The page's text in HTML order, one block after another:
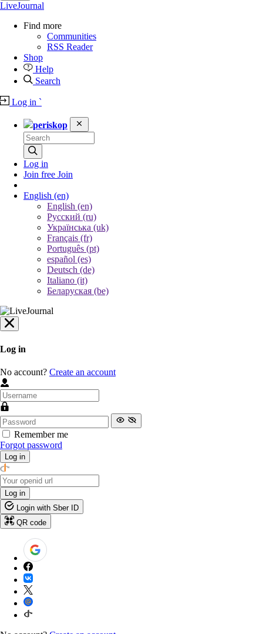
LiveJournal
Find more
Communities
RSS Reader
Shop
Help
Search
Log in `
periskop
Log in
Join free Join
English (en)
English (en)
Русский (ru)
Українська (uk)
Français (fr)
Português (pt)
español (es)
Deutsch (de)
Italiano (it)
Беларуская (be)
Log in
No account? Create an account
Remember me
Forgot password
Log in
Log in
Login with Sber ID
QR code